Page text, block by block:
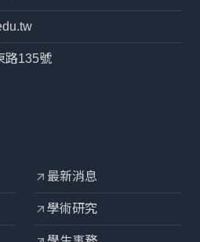
路135號
arrow_outward 最新消息
arrow_outward 學術研究